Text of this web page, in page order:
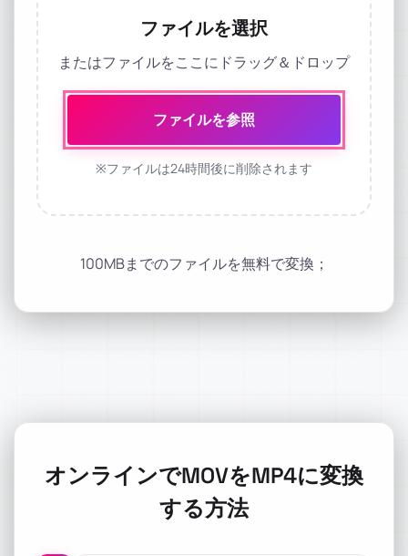
ファイルを選択
またはファイルをここにドラッグ＆ドロップ
ファイルを参照
※ファイルは24時間後に削除されます
100MBまでのファイルを無料で変換；
オンラインでMOVをMP4に変換
する方法